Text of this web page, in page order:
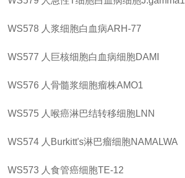
WS578 人浆细胞白血病ARH-77
WS577 人巨核细胞白血病细胞DAMI
WS576 人骨髓浆细胞瘤株AMO1
WS575 人喉癌淋巴结转移细胞LNN
WS574 人 Burkitt's淋巴瘤细胞NAMALWA
WS573 人食管癌细胞TE-12